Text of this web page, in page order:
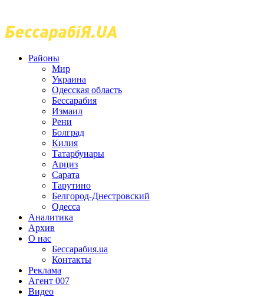
Районы
Мир
Украина
Одесская область
Бессарабия
Измаил
Рени
Болград
Килия
Татарбунары
Арциз
Сарата
Тарутино
Белгород-Днестровский
Одесса
Аналитика
Архив
О нас
Бессарабия.ua
Контакты
Реклама
Агент 007
Видео